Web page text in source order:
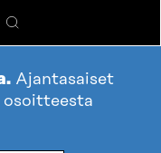
Hae
Ajantasaiset